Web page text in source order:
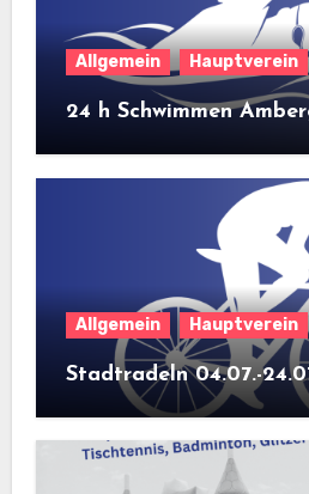
Allgemein Hauptverein
24 h Schwimmen
Allgemein Hauptverein
Stadtradeln 04.07.-